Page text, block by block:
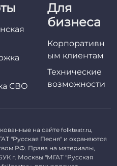
СВО
Для
бизнеса
Корпоративн
ым клиентам
Технические
возможности
на сайте folkteatr.ru,
"Русская Песня" и охраняются
РФ. Права на материалы,
г. Москвы "МГАТ "Русская